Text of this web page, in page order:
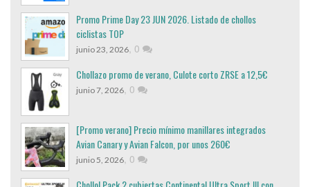
Promo Prime Day 23 JUN 2026. Listado de chollos
ciclistas TOP
junio 23, 2026, 0
Chollazo promo de verano, Culote corto ZRSE a 12,5€
junio 7, 2026, 0
[Promo verano] Precio mínimo manillares integrados
Avian Canary y Avian Falcon, por unos 260€
junio 5, 2026, 0